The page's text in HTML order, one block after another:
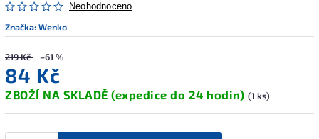
Neohodnoceno
Značka:Wenko
219 Kč –61 %
84 Kč
ZBOŽÍ NA SKLADĚ (expedice do 24 hodin) (1 ks)